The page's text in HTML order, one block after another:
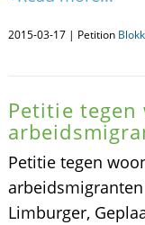
2015-03-17 | Petition
Petitie tegen
Petitie tegen
Limburger,